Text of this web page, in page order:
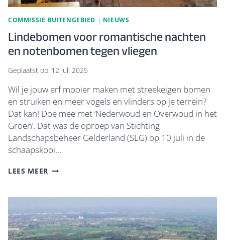
COMMISSIE BUITENGEBIED | NIEUWS
Lindebomen voor romantische nachten
en notenbomen tegen vliegen
Geplaatst op: 12 juli 2025
Wil je jouw erf mooier maken met streekeigen bomen
en struiken en meer vogels en vlinders op je terrein?
Dat kan! Doe mee met ​‘Nederwoud en Overwoud in het
Groen’. Dat was de oproep van Stichting
Landschapsbeheer Gelderland (SLG) op 10 juli in de
schaapskooi…
LEES MEER LINDEBOMEN
NACHTEN
NOTENBOMEN
TEGEN
VLIEGEN